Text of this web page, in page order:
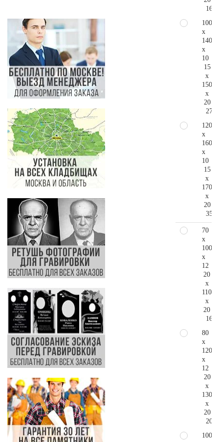
100
x
140
x
10
15
x
150
x
20
120
x
160
x
10
15
x
170
x
20
70
x
100
x
12
20
x
110
x
20
80
x
120
x
12
20
x
130
x
20
100